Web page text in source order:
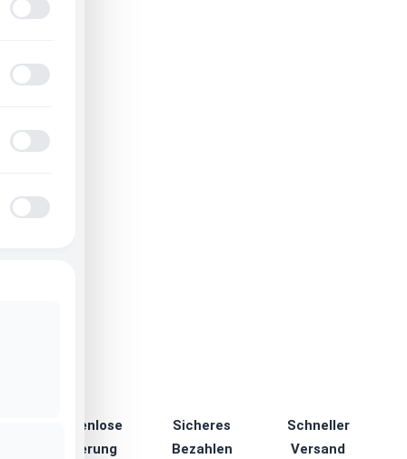
Kostenlose
Lieferung
Sicheres
Bezahlen
Schneller
Versand